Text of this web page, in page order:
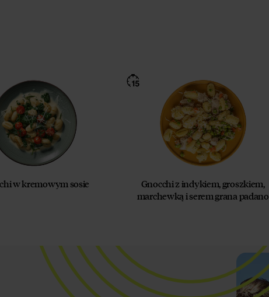
w kremowym sosie
Gnocchi z indykiem, groszkiem,
marchewką i serem grana padano